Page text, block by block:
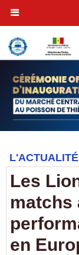
Les
matchs
en